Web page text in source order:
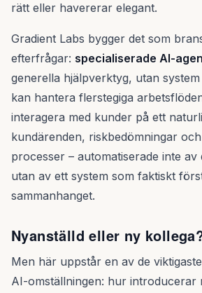
rätt eller havererar elegant.
Gradient Labs bygger det som
efterfrågar: specialiserade AI-
generella hjälpverktyg, utan
kan hantera flerstegiga
interagera med kunder på ett
kundärenden, riskbedömningar
processer – automatiserade inte av
utan av ett system som faktiskt
sammanhanget.
Nyanställd eller ny
Men här uppstår en av de
AI-omställningen: hur introducerar